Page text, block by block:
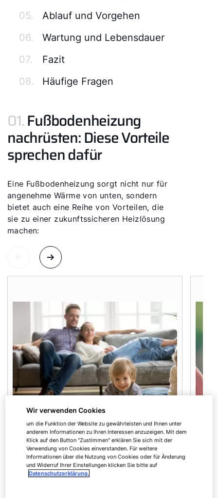
05.
Ablauf und Vorgehen
06.
Wartung und Lebensdauer
07.
Fazit
08.
Häufige Fragen
01.Fußbodenheizung
nachrüsten: Diese Vorteile
sprechen dafür
Eine Fußbodenheizung sorgt nicht nur für
angenehme Wärme von unten, sondern
bietet auch eine Reihe von Vorteilen, die
sie zu einer zukunftssicheren Heizlösung
machen:
Mehr Wohnkomfort
Wir verwenden Cookies
um die Funktion der Website zu gewährleisten und Ihnen unter
anderem Informationen zu Ihren Interessen anzuzeigen. Mit dem
Klick auf den Button "Zustimmen" erklären Sie sich mit der
Verwendung von Cookies einverstanden. Für weitere
Informationen über die Nutzung von Cookies oder für Änderung
und Widerruf Ihrer Einstellungen klicken Sie bitte auf
Datenschutzerklärung.